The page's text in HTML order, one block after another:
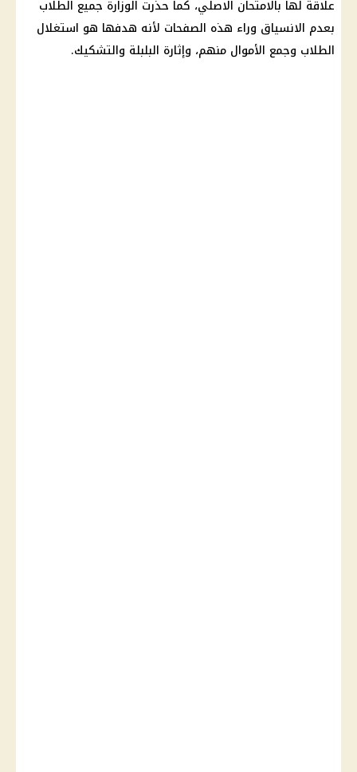
علاقة لها بالامتحان الاصلي، كما حذرت الوزارة جميع الطلاب
بعدم الانسياق وراء هذه الصفحات لأنه هدفها هو استغلال
الطلاب وجمع الأموال منهم، وإثارة البلبلة والتشكيك.